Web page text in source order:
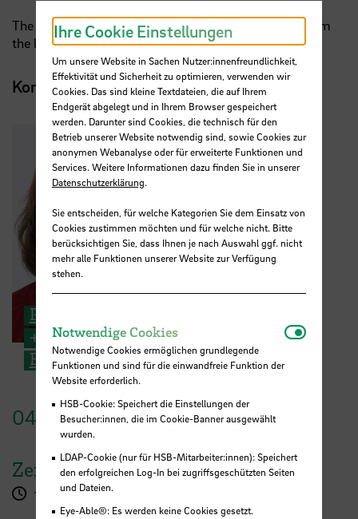
The presentation will conclude by sharing insights from
the latest launch campaigns.
Kontakt
Prof. Dr.-Ing. Jasminka Matevska
+49 421 5905 5425
E-Mail
04. Dezember2023
Zeit
17:15 Uhr
Ihre Cookie Einstellungen
Um unsere Website in Sachen Nutzer:innenfreundlichkeit,
Effektivität und Sicherheit zu optimieren, verwenden wir
Cookies. Das sind kleine Textdateien, die auf Ihrem
Endgerät abgelegt und in Ihrem Browser gespeichert
werden. Darunter sind Cookies, die technisch für den
Betrieb unserer Website notwendig sind, sowie Cookies zur
anonymen Webanalyse oder für erweiterte Funktionen und
Services. Weitere Informationen dazu finden Sie in unserer
Datenschutzerklärung.
Sie entscheiden, für welche Kategorien Sie dem Einsatz von
Cookies zustimmen möchten und für welche nicht. Bitte
berücksichtigen Sie, dass Ihnen je nach Auswahl ggf. nicht
mehr alle Funktionen unserer Website zur Verfügung
stehen.
Notwendige Cookies
Notwendige Cookies ermöglichen grundlegende
Funktionen und sind für die einwandfreie Funktion der
Website erforderlich.
HSB-Cookie: Speichert die Einstellungen der
Besucher:innen, die im Cookie-Banner ausgewählt
wurden.
LDAP-Cookie (nur für HSB-Mitarbeiter:innen): Speichert
den erfolgreichen Log-In bei zugriffsgeschützten Seiten
und Dateien.
Eye-Able®: Es werden keine Cookies gesetzt.